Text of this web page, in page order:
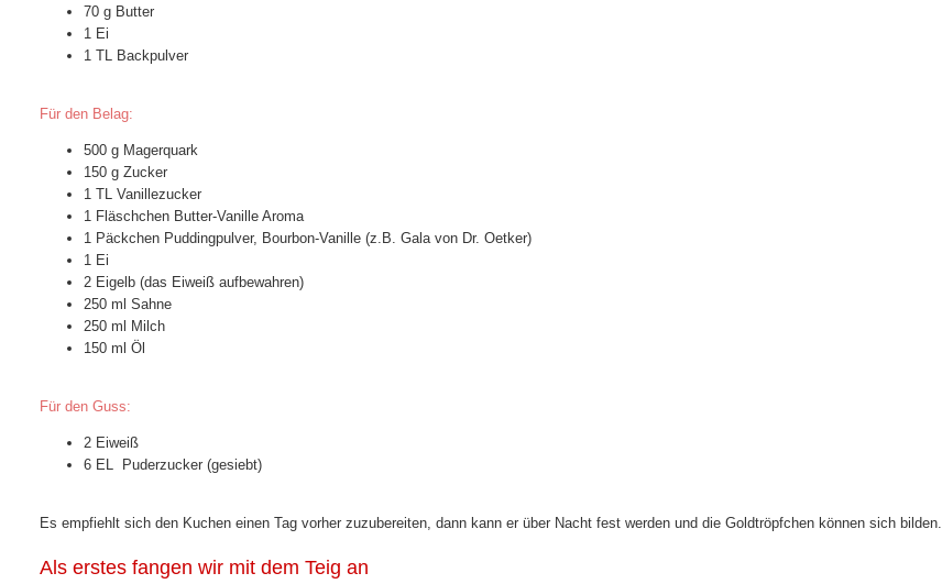
70 g Butter
1 Ei
1 TL Backpulver
Für den Belag:
500 g Magerquark
150 g Zucker
1 TL Vanillezucker
1 Fläschchen Butter-Vanille Aroma
1 Päckchen Puddingpulver, Bourbon-Vanille (z.B. Gala von Dr. Oetker)
1 Ei
2 Eigelb (das Eiweiß aufbewahren)
250 ml Sahne
250 ml Milch
150 ml Öl
Für den Guss:
2 Eiweiß
6 EL Puderzucker (gesiebt)
Es empfiehlt sich den Kuchen einen Tag vorher zuzubereiten, dann kann er über Nacht fest werden und die Goldtröpfchen können sich bilden.
Als erstes fangen wir mit dem Teig an